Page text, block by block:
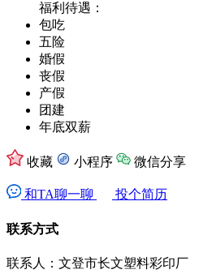
福利待遇：
包吃
五险
婚假
丧假
产假
团建
年底双薪
收藏 小程序 微信分享
和TA聊一聊 投个简历
联系方式
联系人：文登市长文塑料彩印厂